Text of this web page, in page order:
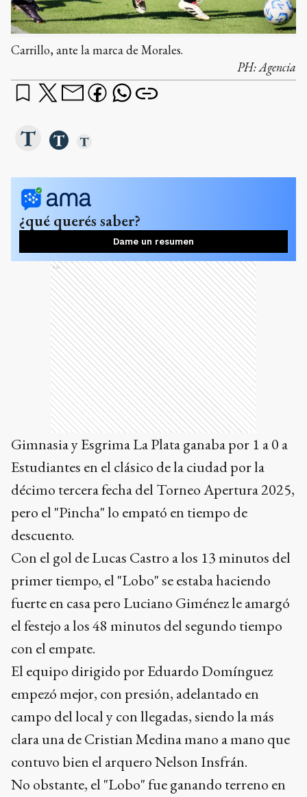
Carrillo, ante la marca de Morales.
PH: Agencia
¿qué querés saber?
Dame un resumen
Ads
Gimnasia y Esgrima La Plata ganaba por 1 a 0 a
Estudiantes en el clásico de la ciudad por la
décimo tercera fecha del Torneo Apertura 2025,
pero el "Pincha" lo empató en tiempo de
descuento.
Con el gol de Lucas Castro a los 13 minutos del
primer tiempo, el "Lobo" se estaba haciendo
fuerte en casa pero Luciano Giménez le amargó
el festejo a los 48 minutos del segundo tiempo
con el empate.
El equipo dirigido por Eduardo Domínguez
empezó mejor, con presión, adelantado en
campo del local y con llegadas, siendo la más
clara una de Cristian Medina mano a mano que
contuvo bien el arquero Nelson Insfrán.
No obstante, el "Lobo" fue ganando terreno en